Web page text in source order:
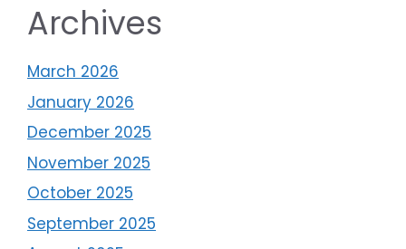
Archives
March 2026
January 2026
December 2025
November 2025
October 2025
September 2025